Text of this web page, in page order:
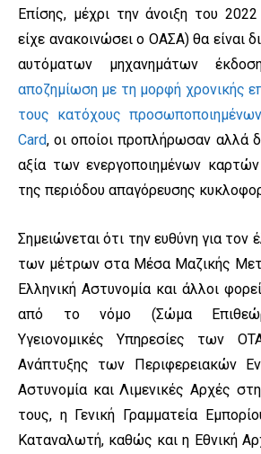
Επίσης, μέχρι την άνοιξη του
είχε ανακοινώσει ο ΟΑΣΑ) θα είναι
αυτόματων μηχανημάτων
αποζημίωση με τη μορφή χρονικής
τους κατόχους
Card, οι οποίοι προπλήρωσαν αλλά
αξία των ενεργοποιημένων
της περιόδου απαγόρευσης
Σημειώνεται ότι την ευθύνη για τον
των μέτρων στα Μέσα Μαζικής
Ελληνική Αστυνομία και άλλοι
από το νόμο (Σώμα
Υγειονομικές Υπηρεσίες των
Ανάπτυξης των Περιφερειακών
Αστυνομία και Λιμενικές Αρχές
τους, η Γενική Γραμματεία
Καταναλωτή, καθώς και η Εθνική